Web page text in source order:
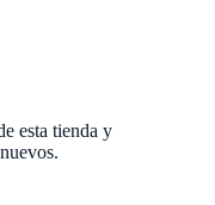
esta tienda y